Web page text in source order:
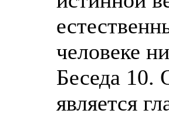
человеке
Беседа 10.
является